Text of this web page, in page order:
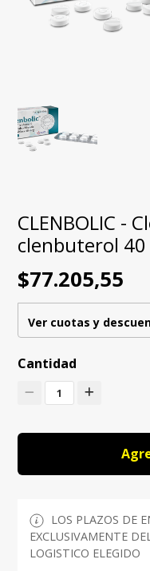
CLENBOLIC -
clenbuterol
$77.205,55
Ver cuotas y
Cantidad
1
LOS PLAZOS DE
EXCLUSIVAMENTE
LOGISTICO ELEGIDO